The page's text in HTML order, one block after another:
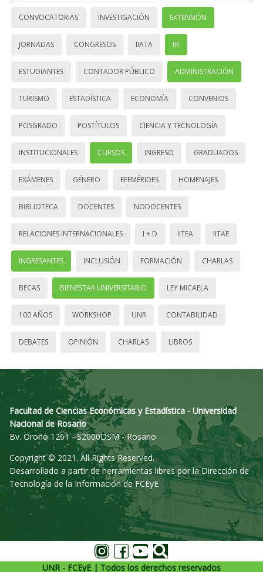
CONVOCATORIAS INVESTIGACIÓN EXTENSIÓN
JORNADAS CONGRESOS IIATA IIE
ESTUDIANTES CONTADOR PÚBLICO ADMINISTRACIÓN
TURISMO ESTADÍSTICA ECONOMÍA CONVENIOS
POSGRADO POSTÍTULOS CIENCIA Y TECNOLOGÍA
INSTITUCIONALES CURSOS INGRESO GRADUADOS
EXÁMENES GÉNERO EFEMÉRIDES HOMENAJES
BIBLIOTECA DOCENTES NODOCENTES
RELACIONES INTERNACIONALES I + D IITEA IITAE
INGRESANTES INCLUSIÓN FORMACIÓN CHARLAS
BECAS BIENESTAR UNIVERSITARIO LEY MICAELA
100 AÑOS WORKSHOP UNR CONTABILIDAD
DEBATES OPINIÓN CHARLAS LIBROS
Facultad de Ciencias Económicas y Estadística - Universidad
Nacional de Rosario
Bv. Oroño 1261 - S2000DSM - Rosario
Copyright © 2021. All Rights Reserved.
Desarrollado a partir de herramientas libres por la Dirección de
Tecnología de la Información de FCEyE
UNR - FCEyE | Todos los derechos reservados